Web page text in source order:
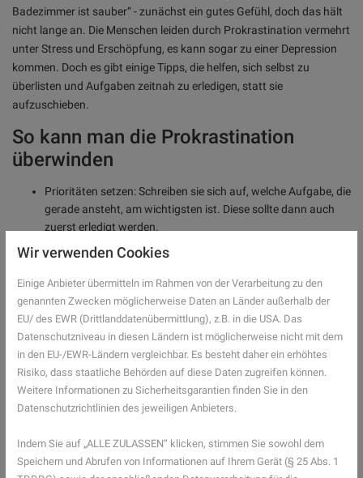
Badezimmer ist sauber“ - zunächst ein gutes Gefühl, doch das hält
nicht lange an. Die Menschen leiden durch Prokrastination vermehrt
unter Stress und Erschöpfung, es kann sogar zu einer Depression
kommen. Doch es gibt einige Tipps, die helfen, sich selbst zu
überlisten und Aufgaben zeitnah zu erledigen, statt sie
aufzuschieben.
So kann man die Prokrastination
überwinden
Prioritäten setzen: Schreiben sie sich auf, welche Aufgabe, die
gerade ansteht, am wichtigsten ist. Diese sollte dann auch
zuerst erledigt werden.
Sofort beginnen: Setzen Sie sich eine Zeit, in der sie die
Aufgabe beginnen müssen.
Große Aufgabe in kleinere Aufgaben unterteilen: Manch eine
Aufgabe erscheint einfach so gewaltig, dass man sie immer
wieder aufschieben will, weil man sicher ist, dass sie gar nicht
zu bewältigen ist. Der Trick: Die Aufgabe einfach in kleinere
Bereiche unterteilen und sie nach der Reihe abarbeiten. Und
ehe man es sich versieht, ist die ganze Aufgabe erledigt.
Das Unangenehme zuerst: Erledigen Sie erst das, auf was sie
am wenigsten Lust haben. Wenn das geschafft ist, kommt
Zeit geben: Aufgabe brauchen oft viel mehr Zeit, als eigentlich
vorher erwartet. Rechnen Sie genug Zeit ein, um die Aufgabe
Wir verwenden Cookies
Einige Anbieter übermitteln im Rahmen von der Verarbeitung zu den
genannten Zwecken möglicherweise Daten an Länder außerhalb der
EU/ des EWR (Drittlanddatenübermittlung), z.B. in die USA. Das
Datenschutzniveau in diesen Ländern ist möglicherweise nicht mit dem
in den EU-/EWR-Ländern vergleichbar. Es besteht daher ein erhöhtes
Risiko, dass staatliche Behörden auf diese Daten zugreifen können.
Weitere Informationen zu Sicherheitsgarantien finden Sie in den
Datenschutzrichtlinien des jeweiligen Anbieters.
Indem Sie auf „ALLE ZULASSEN“ klicken, stimmen Sie sowohl dem
Speichern und Abrufen von Informationen auf Ihrem Gerät (§ 25 Abs. 1